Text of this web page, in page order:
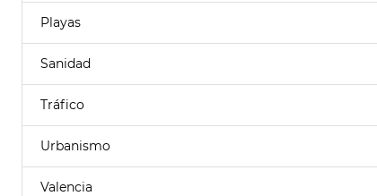
Playas
Sanidad
Tráfico
Urbanismo
Valencia